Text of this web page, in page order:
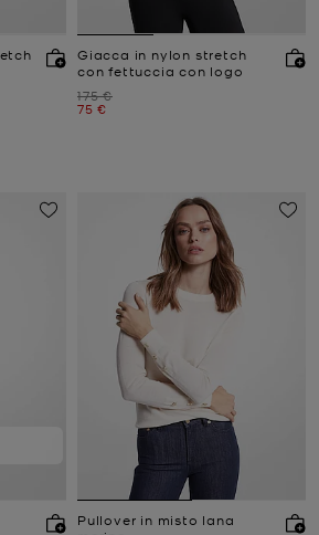
Giacca in nylon stretch
con fettuccia con logo
Prezzo iniziale
175 €
Prezzo attuale
75 €
Pullover in misto lana